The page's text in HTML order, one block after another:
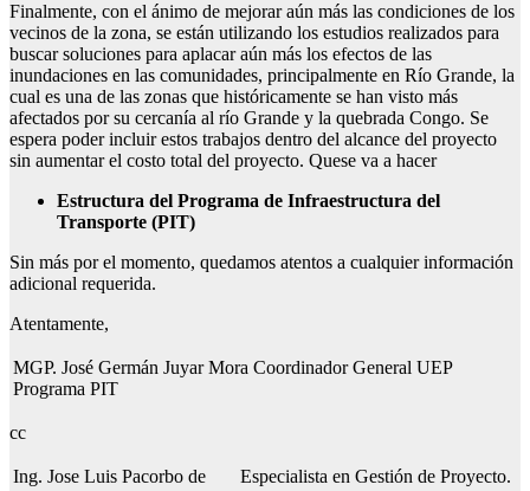
Finalmente, con el ánimo de mejorar aún más las condiciones de los
vecinos de la zona, se están utilizando los estudios realizados para
buscar soluciones para aplacar aún más los efectos de las
inundaciones en las comunidades, principalmente en Río Grande, la
cual es una de las zonas que históricamente se han visto más
afectados por su cercanía al río Grande y la quebrada Congo. Se
espera poder incluir estos trabajos dentro del alcance del proyecto
sin aumentar el costo total del proyecto. Quese va a hacer
Estructura del Programa de Infraestructura del
Transporte (PIT)
Sin más por el momento, quedamos atentos a cualquier información
adicional requerida.
Atentamente,
MGP. José Germán Juyar Mora Coordinador General UEP
Programa PIT
cc
Ing. Jose Luis Pacorbo de
Especialista en Gestión de Proyecto.